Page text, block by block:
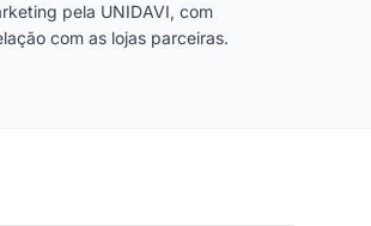
pela UNIDAVI, com
com as lojas parceiras.